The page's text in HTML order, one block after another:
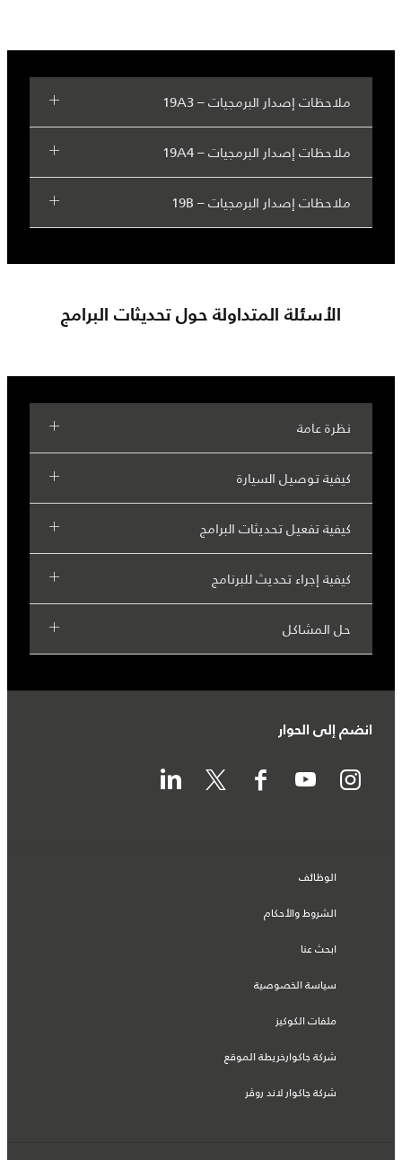
ملاحظات إصدار البرمجيات – 19A3
ملاحظات إصدار البرمجيات – 19A4
ملاحظات إصدار البرمجيات – 19B
الأسئلة المتداولة حول تحديثات البرامج
نظرة عامة
كيفية توصيل السيارة
كيفية تفعيل تحديثات البرامج
كيفية إجراء تحديث للبرنامج
حل المشاكل
انضم إلى الحوار
الوظائف
الشروط والأحكام
ابحث عنا
سياسة الخصوصية
ملفات الكوكيز
شركة جاكوارخريطة الموقع
شركة جاكوار لاند روڤر